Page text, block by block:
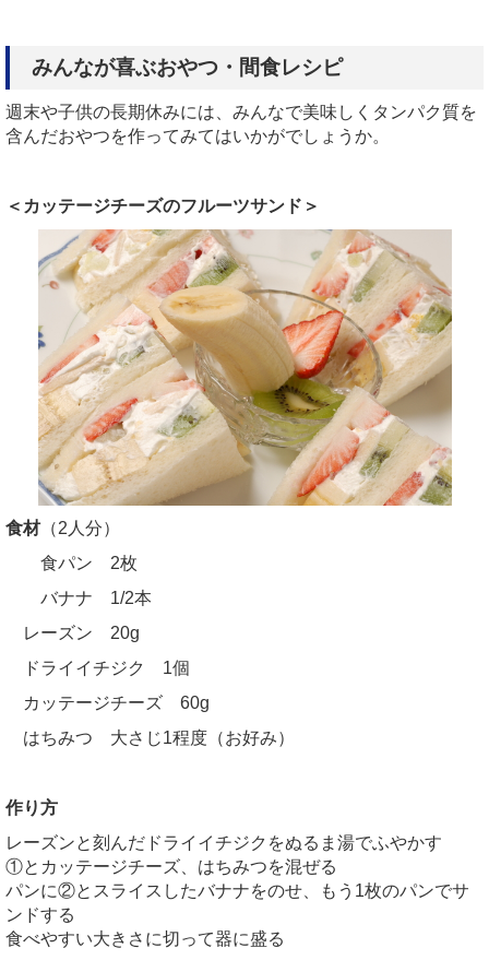
みんなが喜ぶおやつ・間食レシピ
週末や子供の長期休みには、みんなで美味しくタンパク質を
含んだおやつを作ってみてはいかがでしょうか。
＜カッテージチーズのフルーツサンド＞
食材（2人分）
食パン 2枚
バナナ 1/2本
レーズン 20g
ドライイチジク 1個
カッテージチーズ 60g
はちみつ 大さじ1程度（お好み）
作り方
レーズンと刻んだドライイチジクをぬるま湯でふやかす
①とカッテージチーズ、はちみつを混ぜる
パンに②とスライスしたバナナをのせ、もう1枚のパンでサ
ンドする
食べやすい大きさに切って器に盛る